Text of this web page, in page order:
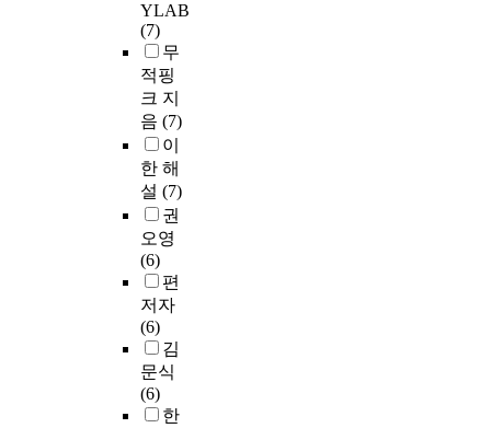
YLAB
(7)
무
적핑
크 지
음 (7)
이
한 해
설 (7)
권
오영
(6)
편
저자
(6)
김
문식
(6)
한